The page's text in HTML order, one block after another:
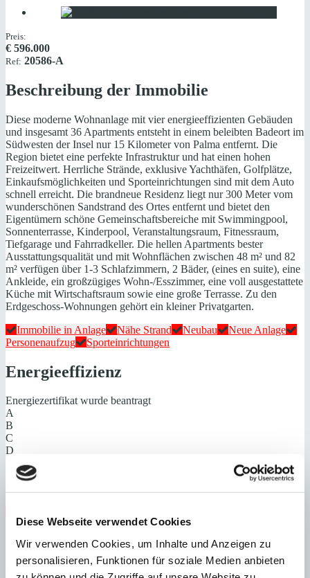
Diese Webseite verwendet Cookies
Wir verwenden Cookies, um Inhalte und Anzeigen zu
personalisieren, Funktionen für soziale Medien anbieten
Preis:
€ 596.000
Ref: 20586-A
Beschreibung der Immobilie
Diese moderne Wohnanlage mit vier energieeffizienten Gebäuden
und insgesamt 36 Apartments entsteht in einem beleibten Badeort im
Südwesten der Insel nur 15 Kilometer von Palma entfernt. Die
Region bietet eine perfekte Infrastruktur und hat einen hohen
Freizeitwert. Herrliche Strände, exklusive Yachthäfen, Golfplätze,
Einkaufsmöglichkeiten und Sporteinrichtungen sind mit dem Auto
schnell erreicht. Die brandneue Residenz liegt nur 300 Meter vom
wunderschönen Sandstrand des Ortes entfernt und bietet den
Eigentümern schöne Gemeinschaftsbereiche mit Swimmingpool,
Sonnenterrasse, Kinderpool, Veranstaltungsraum, Fitnessraum,
Tiefgarage und Fahrradkeller. Die hellen Apartments bester
Ausstattungsqualität und mit Wohnflächen zwischen 48 m² und 82
m² verfügen über 1-3 Schlafzimmern, 2 Bäder, (eines en suite), eine
Ankleide, ein großzügiges Wohn-/Esszimmer, eine voll ausgestattete
Küche mit Wirtschaftsraum sowie eine große Terrasse. Zu den
Erdgeschoss-Wohnungen gehört ein kleiner Privatgarten.
Immobilie in Anlage
Nähe Strand Neubau
Neue Anlage
Personenaufzug
Sporteinrichtungen
Energieeffizienz
Energiezertifikat wurde beantragt
A
B
C
D
Zuständiges Büro
OFICINA CENTRAL SANTA PONSA | Andrin Vögeli